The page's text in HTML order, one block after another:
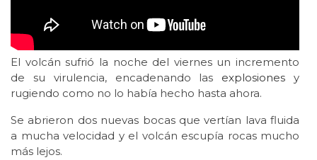
El volcán sufrió la noche del viernes un incremento
de su virulencia, encadenando las explosiones y
rugiendo como no lo había hecho hasta ahora.
Se abrieron dos nuevas bocas que vertían lava fluida
a mucha velocidad y el volcán escupía rocas mucho
más lejos.